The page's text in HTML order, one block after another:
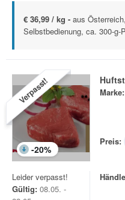
€ 36,99 / kg - aus
Selbstbedienung, ca. 300-g-
Verpasst!
-20%
Marke:
Preis:
Leider verpasst!
Gültig: 08.05. -